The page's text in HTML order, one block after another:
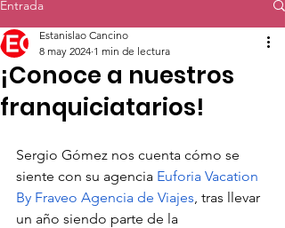
Entrada
¡Conoce a nuestros
franquiciatarios!
Estanislao Cancino
8 may 2024 1 min de lectura
Sergio Gómez nos cuenta cómo se
siente con su agencia Euforia Vacation
By Fraveo Agencia de Viajes, tras llevar
un año siendo parte de la